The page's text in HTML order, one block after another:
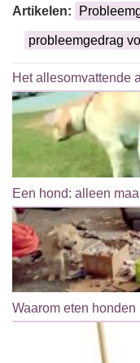
Artikelen:
probleemgedrag
Het allesomvattende
Een hond: alleen
Waarom eten honden